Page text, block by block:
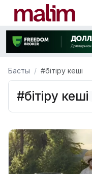
Басты #бітіру кеші
#бітіру кеші